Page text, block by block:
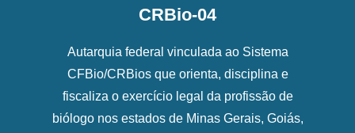
CRBio-04
Autarquia federal vinculada ao Sistema
CFBio/CRBios que orienta, disciplina e
fiscaliza o exercício legal da profissão de
biólogo nos estados de Minas Gerais, Goiás,